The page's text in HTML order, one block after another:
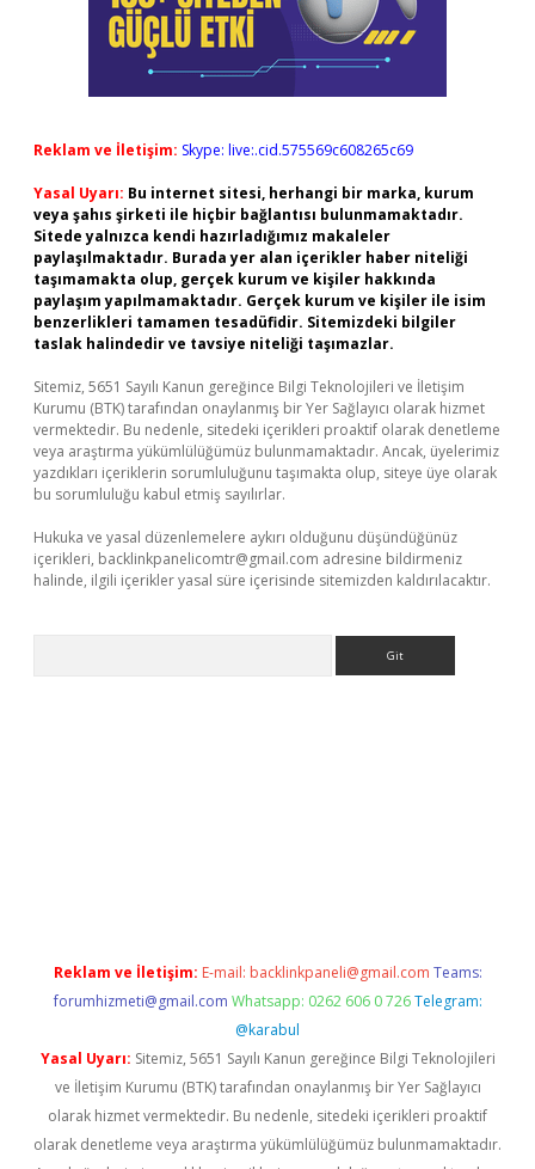
Reklam ve İletişim: Skype: live:.cid.575569c608265c69
Yasal Uyarı: Bu internet sitesi, herhangi bir marka, kurum
veya şahıs şirketi ile hiçbir bağlantısı bulunmamaktadır.
Sitede yalnızca kendi hazırladığımız makaleler
paylaşılmaktadır. Burada yer alan içerikler haber niteliği
taşımamakta olup, gerçek kurum ve kişiler hakkında
paylaşım yapılmamaktadır. Gerçek kurum ve kişiler ile isim
benzerlikleri tamamen tesadüfidir. Sitemizdeki bilgiler
taslak halindedir ve tavsiye niteliği taşımazlar.
Sitemiz, 5651 Sayılı Kanun gereğince Bilgi Teknolojileri ve İletişim
Kurumu (BTK) tarafından onaylanmış bir Yer Sağlayıcı olarak hizmet
vermektedir. Bu nedenle, sitedeki içerikleri proaktif olarak denetleme
veya araştırma yükümlülüğümüz bulunmamaktadır. Ancak, üyelerimiz
yazdıkları içeriklerin sorumluluğunu taşımakta olup, siteye üye olarak
bu sorumluluğu kabul etmiş sayılırlar.
Hukuka ve yasal düzenlemelere aykırı olduğunu düşündüğünüz
içerikleri, backlinkpanelicomtr@gmail.com adresine bildirmeniz
halinde, ilgili içerikler yasal süre içerisinde sitemizden kaldırılacaktır.
Reklam ve İletişim: E-mail: backlinkpaneli@gmail.com Teams:
forumhizmeti@gmail.com Whatsapp: 0262 606 0 726 Telegram:
@karabul
Yasal Uyarı: Sitemiz, 5651 Sayılı Kanun gereğince Bilgi Teknolojileri
ve İletişim Kurumu (BTK) tarafından onaylanmış bir Yer Sağlayıcı
olarak hizmet vermektedir. Bu nedenle, sitedeki içerikleri proaktif
olarak denetleme veya araştırma yükümlülüğümüz bulunmamaktadır.